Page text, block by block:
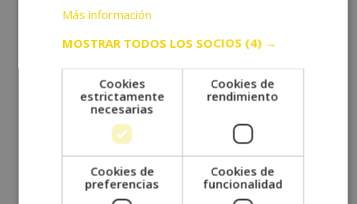
febrero 2023
septiembre 2022
agosto 2022
junio 2022
mayo 2022
Más información
MOSTRAR TODOS LOS SOCIOS (4) →
Cookies
estrictamente
necesarias
Cookies de
rendimiento
Cookies de
preferencias
Cookies de
funcionalidad